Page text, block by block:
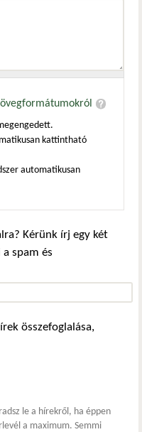
kattintható
automatikusan
Kérünk írj egy két
spam és
összefoglalása,
le a hírekről, ha éppen
a maximum. Semmi